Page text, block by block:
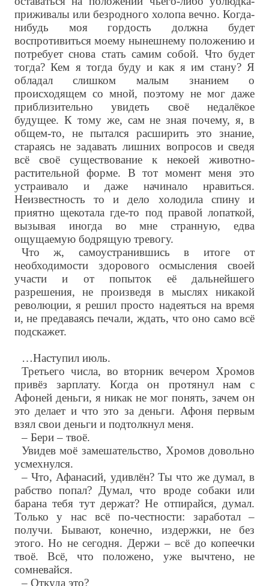
приживалы или безродного холопа вечно. Когда-
нибудь моя гордость должна будет
воспротивиться моему нынешнему положению и
потребует снова стать самим собой. Что будет
тогда? Кем я тогда буду и как я им стану? Я
обладал слишком малым знанием о
происходящем со мной, поэтому не мог даже
приблизительно увидеть своё недалёкое
будущее. К тому же, сам не зная почему, я, в
общем-то, не пытался расширить это знание,
стараясь не задавать лишних вопросов и сведя
всё своё существование к некоей животно-
растительной форме. В тот момент меня это
устраивало и даже начинало нравиться.
Неизвестность то и дело холодила спину и
приятно щекотала где-то под правой лопаткой,
вызывая иногда во мне странную, едва
ощущаемую бодрящую тревогу.
Что ж, самоустранившись в итоге от
необходимости здорового осмысления своей
участи и от попыток её дальнейшего
разрешения, не произведя в мыслях никакой
революции, я решил просто надеяться на время
и, не предаваясь печали, ждать, что оно само всё
подскажет.
…Наступил июль.
Третьего числа, во вторник вечером Хромов
привёз зарплату. Когда он протянул нам с
Афоней деньги, я никак не мог понять, зачем он
это делает и что это за деньги. Афоня первым
взял свои деньги и подтолкнул меня.
– Бери – твоё.
Увидев моё замешательство, Хромов довольно
усмехнулся.
– Что, Афанасий, удивлён? Ты что же думал, в
рабство попал? Думал, что вроде собаки или
барана тебя тут держат? Не отпирайся, думал.
Только у нас всё по-честности: заработал –
получи. Бывают, конечно, издержки, не без
этого. Но не сегодня. Держи – всё до копеечки
твоё. Всё, что положено, уже вычтено, не
сомневайся.
– Откуда это?